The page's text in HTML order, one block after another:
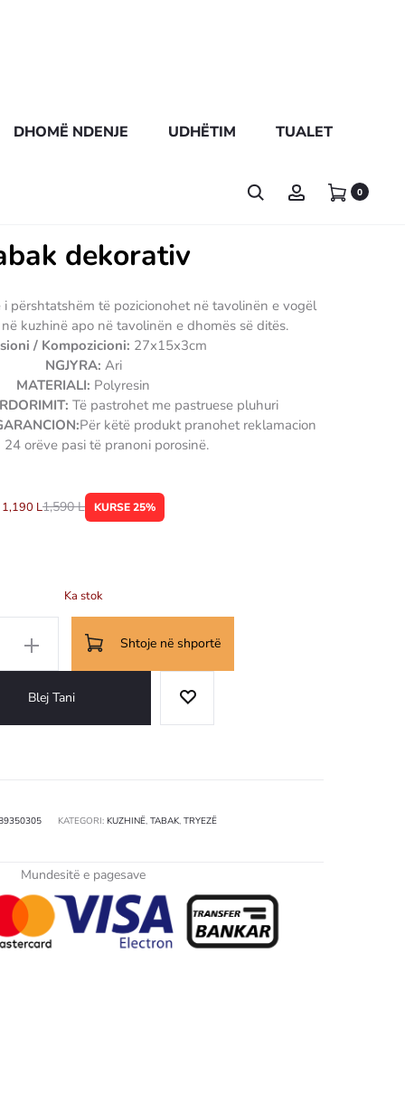
DHOMË NDENJE UDHËTIM TUALET
0
dekorativ
përshtatshëm të pozicionohet në tavolinën e vogël
kuzhinë apo në tavolinën e dhomës së ditës.
/ Kompozicioni: 27x15x3cm
NGJYRA: Ari
MATERIALI: Polyresin
Të pastrohet me pastruese pluhuri
Për këtë produkt pranohet reklamacion
orëve pasi të pranoni porosinë.
KURSE 25%
1,590L
1,190 L
Ka stok
Shtoje në shportë
Blej Tani
KATEGORI: KUZHINË, TABAK, TRYEZË
Mundesitë e pagesave